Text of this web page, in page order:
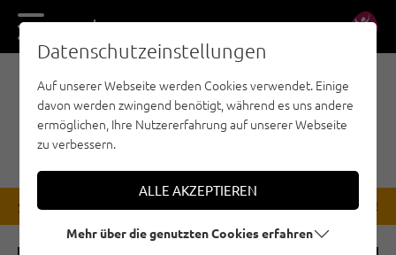
DE EN
SPORTKLETTERN - REGION INNSBRUCK
MARTINSWAND, KAISER-
MAX-GROTTE
STATUS Bis auf Wiederruf gesperrt!
Datenschutzeinstellungen
Auf unserer Webseite werden Cookies verwendet. Einige
davon werden zwingend benötigt, während es uns andere
ermöglichen, Ihre Nutzererfahrung auf unserer Webseite
zu verbessern.
ALLE AKZEPTIEREN
Mehr über die genutzten Cookies erfahren